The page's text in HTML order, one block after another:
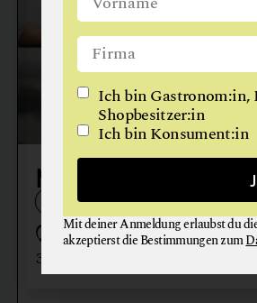
NIKOLAIHOF
3512 Mautern an der Donau
Ich bin Gastronom:in,
Shopbesitzer:in
Ich bin Konsument:in
Mit deiner Anmeldung erlaubst du
akzeptierst die Bestimmungen zum